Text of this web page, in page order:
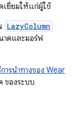
เยี่ยมให้แก่ผู้ใช้
LazyColumn
าดและมอร์ฟ
การนำทางของ Wear
ของระบบ